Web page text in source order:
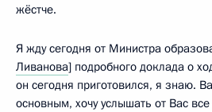
жёстче.
Я жду сегодня от Министра
Ливанова] подробного доклада о
он сегодня приготовился, я знаю.
основным, хочу услышать от Вас